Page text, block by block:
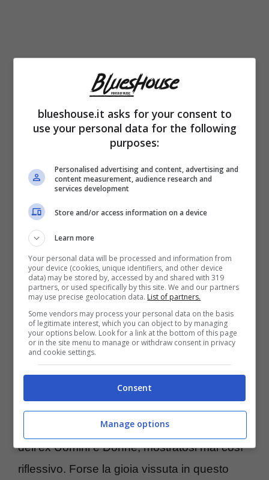
Attivissimo sui social, spesso Vicinanza
posta scatti in posa, in cui appare in tutto il
suo fascino. Di recente, il suo feed si è
riempito di foto al fianco diRoberta Di
Padua,con la quale è uscito mano nella
mano da “Uomini e donne”.
Ma i più attenti, non si sono fatti sfuggire una
suastories, diversa dai soliti contenuti.
Alessandro ha postato la foto di una tazzina
di caffè, accompagnata da una
“Voglio passare meno tempo con
la testa nel futuro, per non perdermi il
presente, che è tutto ciò che conta”
dell’ex Uomini e Donne, mostratosi mai così
riflessivo. Forse la gioia vissuta in questo
blueshouse.it asks for your consent to
use your personal data for the following
purposes:
Personalised advertising and content, advertising and
content measurement, audience research and
services development
Store and/or access information on a device
Learn more
Your personal data will be processed and information from
your device (cookies, unique identifiers, and other device
data) may be stored by, accessed by and shared with 319
partners, or used specifically by this site. We and our partners
may use precise geolocation data. List of partners.
Some vendors may process your personal data on the basis
of legitimate interest, which you can object to by managing
your options below. Look for a link at the bottom of this page
or in the site menu to manage or withdraw consent in privacy
and cookie settings.
Consent
Manage options